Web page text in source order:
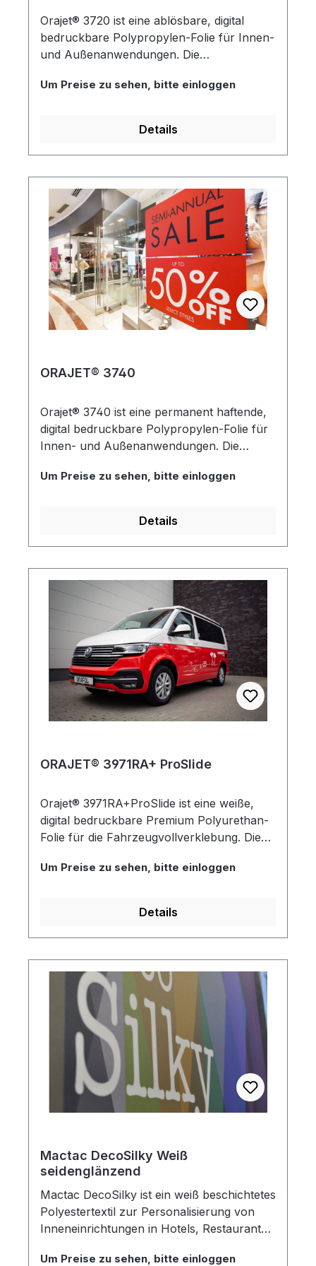
Orajet® 3720 ist eine ablösbare, digital
bedruckbare Polypropylen-Folie für Innen-
und Außenanwendungen. Die
wasserbasierten und lösungsmittelfreien
PVC-freien Folie ist mit einer
einer verbesserten Bedruckbarkeit beiträgt.
Laminatempfehlung: Oraguard 236
Um Preise zu sehen, bitte einloggen
Details
ORAJET® 3740
Orajet® 3740 ist eine permanent haftende,
digital bedruckbare Polypropylen-Folie für
Innen- und Außenanwendungen. Die
wasserbasierten und lösungsmittelfreien
Folie ist mit einer zusätzlichen Beschichtung
freien Folie verbessert. Laminatempfehlung:
Oraguard 236
Um Preise zu sehen, bitte einloggen
Details
ORAJET® 3971RA+ ProSlide
Orajet® 3971RA+ProSlide ist eine weiße,
digital bedruckbare Premium Polyurethan-
Folie für die Fahrzeugvollverklebung. Die
glänzender Oberfläche überzeugt mit
hervorragenden Haltbarkeit im
dank der integrierten RapidAir-Struktur
einfach herausstreichen. Die von Orafol
entwickelte ProSlide-Technologie
verbessert die Repositionierbarkeit der PU-
Folie und ermöglicht Ihnen somit ein
einfaches und schnelles Anbringen.
Laminatempfehlung: Oraguard 279
Um Preise zu sehen, bitte einloggen
Details
Mactac DecoSilky Weiß
seidenglänzend
Mactac DecoSilky ist ein weiß beschichtetes
Polyestertextil zur Personalisierung von
Inneneinrichtungen in Hotels, Restaurants
eine einzigartige gewebte Struktur mit einer
Um Preise zu sehen, bitte einloggen